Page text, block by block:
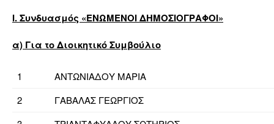
Ι. Συνδυασμός «ΕΝΩΜΕΝΟΙ ΔΗΜΟΣΙΟΓΡΑΦΟΙ»
α) Για το Διοικητικό Συμβούλιο
1
ΑΝΤΩΝΙΑΔΟΥ ΜΑΡΙΑ
2
ΓΑΒΑΛΑΣ ΓΕΩΡΓΙΟΣ